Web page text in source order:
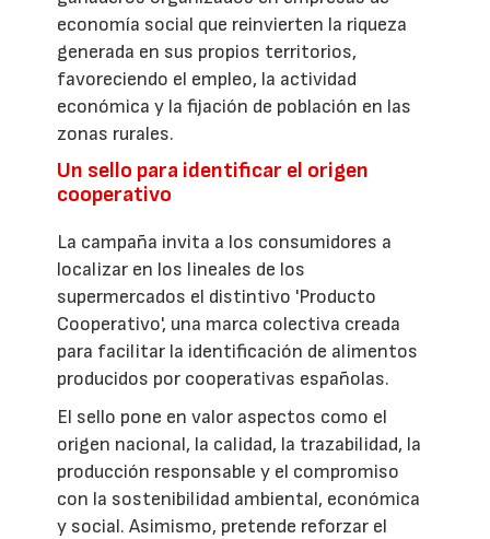
economía social que reinvierten la riqueza
generada en sus propios territorios,
favoreciendo el empleo, la actividad
económica y la fijación de población en las
zonas rurales.
Un sello para identificar el origen
cooperativo
La campaña invita a los consumidores a
localizar en los lineales de los
supermercados el distintivo 'Producto
Cooperativo', una marca colectiva creada
para facilitar la identificación de alimentos
producidos por cooperativas españolas.
El sello pone en valor aspectos como el
origen nacional, la calidad, la trazabilidad, la
producción responsable y el compromiso
con la sostenibilidad ambiental, económica
y social. Asimismo, pretende reforzar el